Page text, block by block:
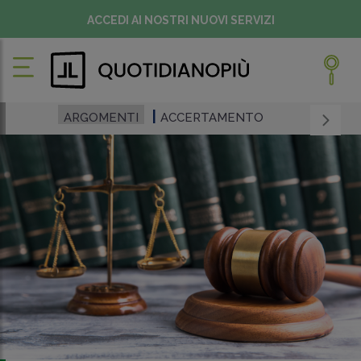
ACCEDI AI NOSTRI NUOVI SERVIZI
ARGOMENTI ACCERTAMENTO